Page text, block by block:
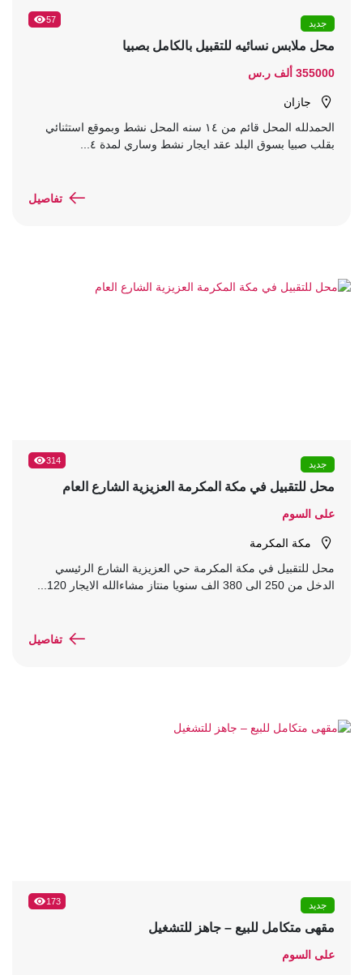
57 جديد
محل ملابس نسائيه للتقبيل بالكامل بصبيا
355000 ألف ر.س
جازان
الحمدلله المحل قائم من ١٤ سنه المحل نشط وبموقع استثنائي
بقلب صبيا بسوق البلد عقد ايجار نشط وساري لمدة ٤...
تفاصيل
314 جديد
محل للتقبيل في مكة المكرمة العزيزية الشارع العام
على السوم
مكة المكرمة
محل للتقبيل في مكة المكرمة حي العزيزية الشارع الرئيسي
الدخل من 250 الى 380 الف سنويا منتاز مشاءالله الايجار 120...
تفاصيل
173 جديد
مقهى متكامل للبيع – جاهز للتشغيل
على السوم